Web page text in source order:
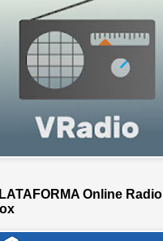
Online Radio